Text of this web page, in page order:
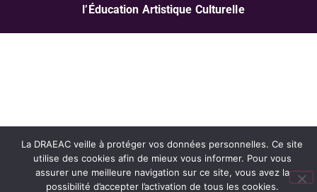
l’Éducation Artistique Culturelle
La DRAEAC veille à protéger vos données personnelles. Ce site
utilise des cookies afin de mieux vous informer. Pour vous
assurer une meilleure navigation sur ce site, vous avez la
possibilité d’accepter l’activation de tous les cookies.